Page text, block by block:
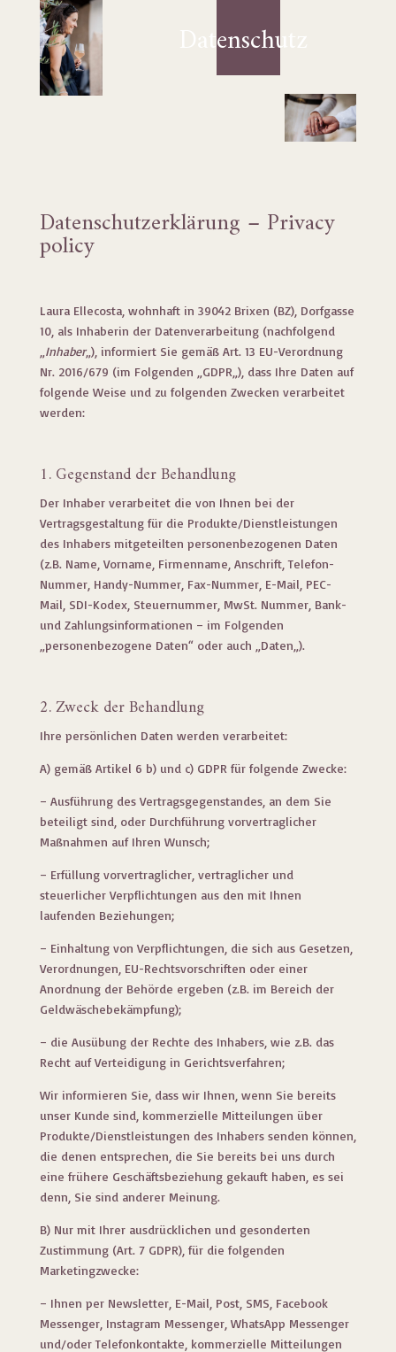
Datenschutz
Datenschutzerklärung – Privacy
policy
Laura Ellecosta, wohnhaft in 39042 Brixen (BZ), Dorfgasse
10, als Inhaberin der Datenverarbeitung (nachfolgend
Inhaber„), informiert Sie gemäß Art. 13 EU-Verordnung
Nr. 2016/679 (im Folgenden „GDPR„), dass Ihre Daten auf
folgende Weise und zu folgenden Zwecken verarbeitet
werden:
1. Gegenstand der Behandlung
Der Inhaber verarbeitet die von Ihnen bei der
Vertragsgestaltung für die Produkte/Dienstleistungen
des Inhabers mitgeteilten personenbezogenen Daten
(z.B. Name, Vorname, Firmenname, Anschrift, Telefon-
Nummer, Handy-Nummer, Fax-Nummer, E-Mail, PEC-
Mail, SDI-Kodex, Steuernummer, MwSt. Nummer, Bank-
und Zahlungsinformationen – im Folgenden
„personenbezogene Daten“ oder auch „Daten„).
2. Zweck der Behandlung
Ihre persönlichen Daten werden verarbeitet:
A) gemäß Artikel 6 b) und c) GDPR für folgende Zwecke:
– Ausführung des Vertragsgegenstandes, an dem Sie
beteiligt sind, oder Durchführung vorvertraglicher
Maßnahmen auf Ihren Wunsch;
– Erfüllung vorvertraglicher, vertraglicher und
steuerlicher Verpflichtungen aus den mit Ihnen
laufenden Beziehungen;
– Einhaltung von Verpflichtungen, die sich aus Gesetzen,
Verordnungen, EU-Rechtsvorschriften oder einer
Anordnung der Behörde ergeben (z.B. im Bereich der
Geldwäschebekämpfung);
– die Ausübung der Rechte des Inhabers, wie z.B. das
Recht auf Verteidigung in Gerichtsverfahren;
Wir informieren Sie, dass wir Ihnen, wenn Sie bereits
unser Kunde sind, kommerzielle Mitteilungen über
Produkte/Dienstleistungen des Inhabers senden können,
die denen entsprechen, die Sie bereits bei uns durch
eine frühere Geschäftsbeziehung gekauft haben, es sei
denn, Sie sind anderer Meinung.
B) Nur mit Ihrer ausdrücklichen und gesonderten
Zustimmung (Art. 7 GDPR), für die folgenden
Marketingzwecke:
– Ihnen per Newsletter, E-Mail, Post, SMS, Facebook
Messenger, Instagram Messenger, WhatsApp Messenger
und/oder Telefonkontakte, kommerzielle Mitteilungen